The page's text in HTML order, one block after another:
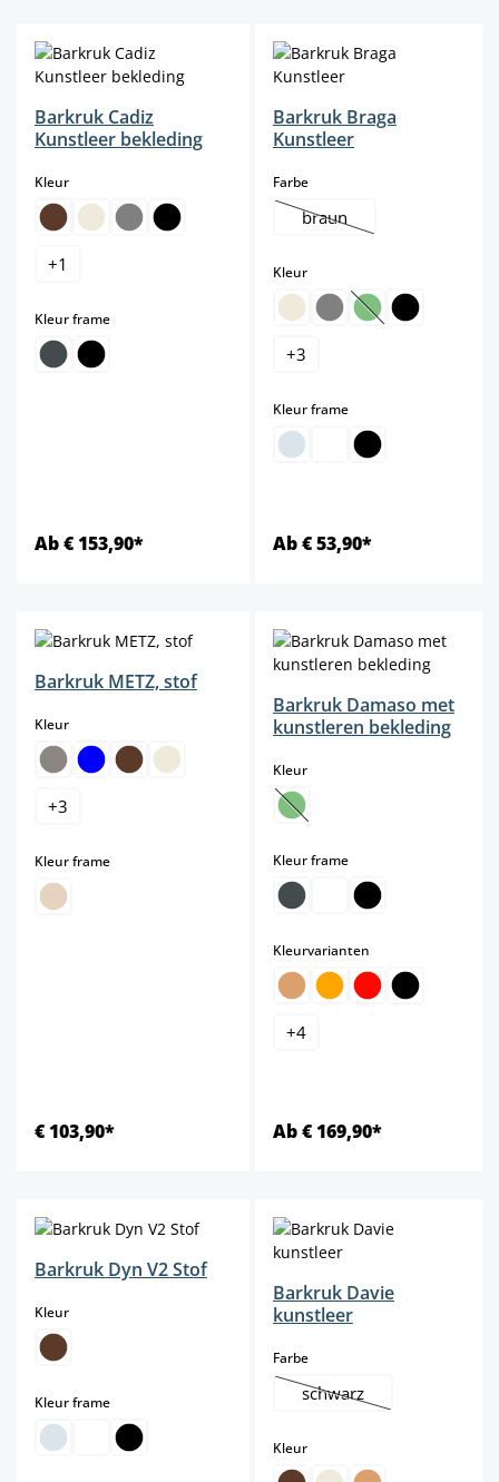
Barkruk Cadiz
Kunstleer bekleding
Kleurselect
+1
Kleur frameselect
Ab € 153,90*
Barkruk Braga
Kunstleer
Farbeselect
braun
(Deze optie is momenteel
Kleurselect
(Deze optie is
+3
Kleur frameselect
Ab € 53,90*
Barkruk METZ, stof
Kleurselect
+3
Kleur frameselect
€ 103,90*
Barkruk Damaso met
kunstleren bekleding
Kleurselect
(Deze optie is momenteel niet
Kleur frameselect
Kleurvarianten
+4
Ab € 169,90*
Barkruk Dyn V2 Stof
Kleurselect
Kleur frameselect
Barkruk Davie
kunstleer
Farbeselect
schwarz
(Deze optie is
Kleurselect